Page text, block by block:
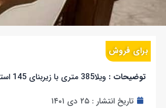
برای فروش
توضیحات : ویلا385 متری با زیربنای 145 استخردار دو خواب
تاریخ انتشار : ۲۵ دی ۱۴۰۱